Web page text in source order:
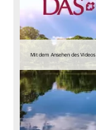
Mit dem Ansehen des